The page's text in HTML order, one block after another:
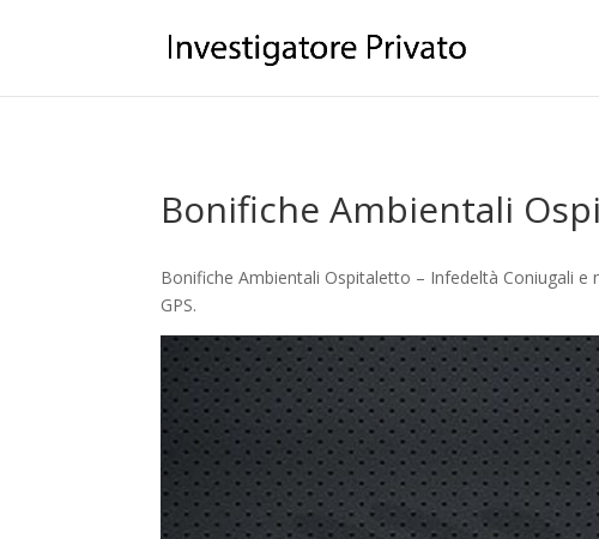
Bonifiche Ambientali
Bonifiche Ambientali Ospitaletto – Infedeltà Coniugali
GPS.